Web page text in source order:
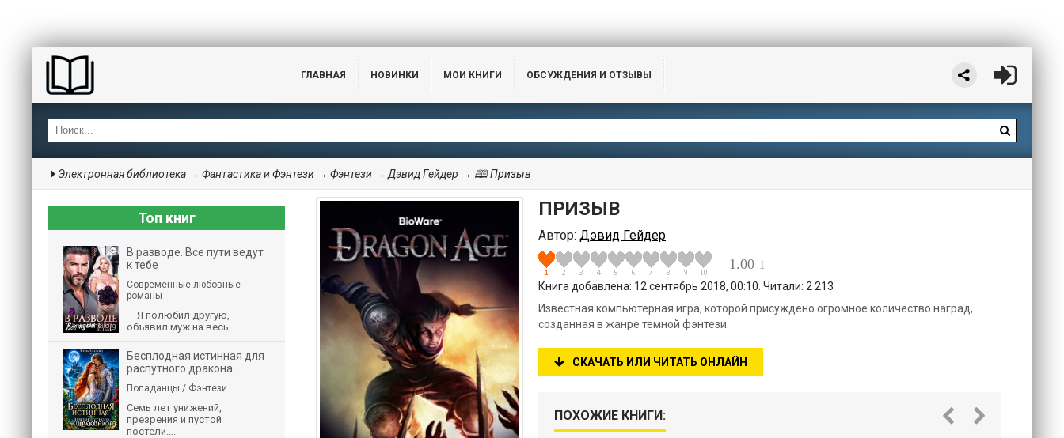
ГЛАВНАЯ НОВИНКИ МОИ КНИГИ ОБСУЖДЕНИЯ И ОТЗЫВЫ
Электронная библиотека → Фантастика и Фэнтези → Фэнтези → Дэвид Гейдер → 🕮 Призыв
ПРИЗЫВ
Автор: Дэвид Гейдер
1.00 1
Книга добавлена: 12 сентябрь 2018, 00:10. Читали: 2 213
Известная компьютерная игра, которой присуждено огромное количество наград,
созданная в жанре темной фэнтези.
СКАЧАТЬ ИЛИ ЧИТАТЬ ОНЛАЙН
ПОХОЖИЕ КНИГИ:
Топ книг
В разводе. Все пути ведут
к тебе
Современные любовные
романы
— Я полюбил другую, —
объявил муж на весь...
Бесплодная истинная для
распутного дракона
Попаданцы / Фэнтези
Семь лет унижений,
презрения и пустой
постели....